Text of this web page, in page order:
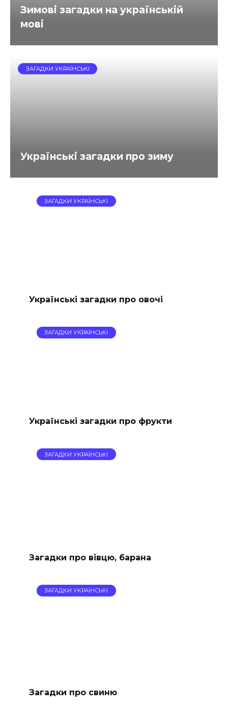
Зимові загадки на українській
мові
ЗАГАДКИ УКРАЇНСЬКІ
Українські загадки про зиму
ЗАГАДКИ УКРАЇНСЬКІ
Українські загадки про овочі
ЗАГАДКИ УКРАЇНСЬКІ
Українські загадки про фрукти
ЗАГАДКИ УКРАЇНСЬКІ
Загадки про вівцю, барана
ЗАГАДКИ УКРАЇНСЬКІ
Загадки про свиню